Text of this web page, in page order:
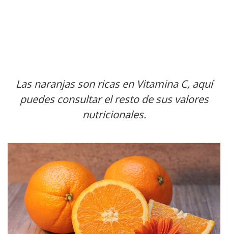
Las naranjas son ricas en Vitamina C, aquí
puedes consultar el resto de sus valores
nutricionales.